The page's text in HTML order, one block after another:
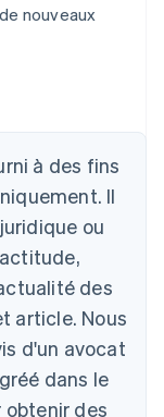
nouveaux
à des fins
Il
ou
des
article. Nous
d'un avocat
dans le
obtenir des